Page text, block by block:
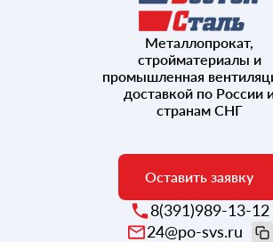
Металлопрокат,
стройматериалы и
промышленная
доставкой по России
странам СНГ
Оставить заявку
8(391)989-13-12
24@po-svs.ru